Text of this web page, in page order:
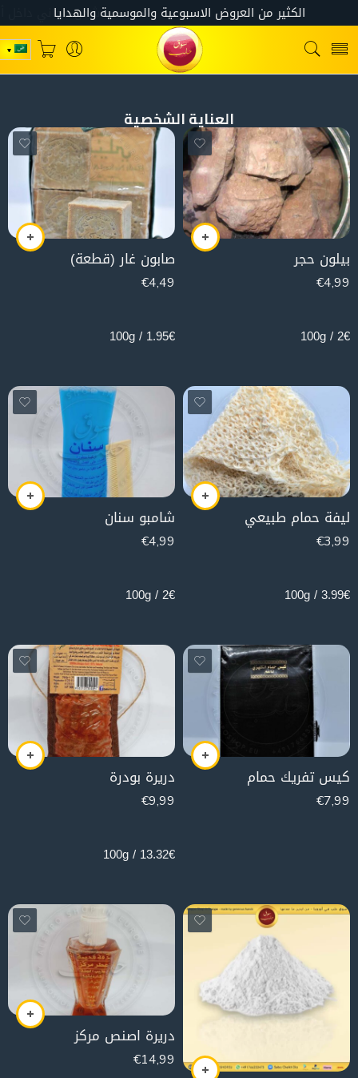
العناية الشخصية
بيلون حجر
€4,99
2€ / 100g
صابون غار (قطعة)
€4,49
1.95€ / 100g
ليفة حمام طبيعي
€3,99
3.99€ / 100g
شامبو سنان
€4,99
2€ / 100g
كيس تفريك حمام
€7,99
دريرة بودرة
€9,99
13.32€ / 100g
دريرة اصنص مركز
€14,99